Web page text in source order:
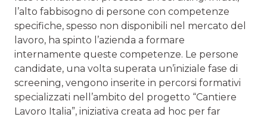
l’alto fabbisogno di persone con competenze
specifiche, spesso non disponibili nel mercato del
lavoro, ha spinto l’azienda a formare
internamente queste competenze. Le persone
candidate, una volta superata un’iniziale fase di
screening, vengono inserite in percorsi formativi
specializzati nell’ambito del progetto “Cantiere
Lavoro Italia”, iniziativa creata ad hoc per far